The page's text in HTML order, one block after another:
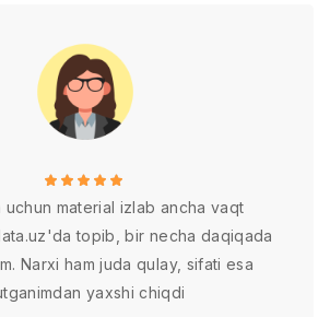
uchun material izlab ancha vaqt
topib, bir necha daqiqada
Narxi ham juda qulay, sifati esa
yaxshi chiqdi